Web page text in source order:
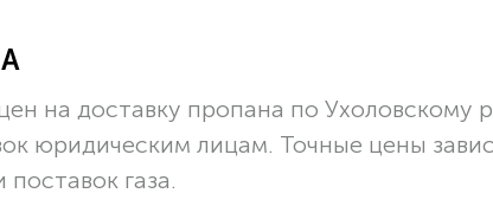
на доставку пропана по Ухоловскому
юридическим лицам. Точные цены
газа.